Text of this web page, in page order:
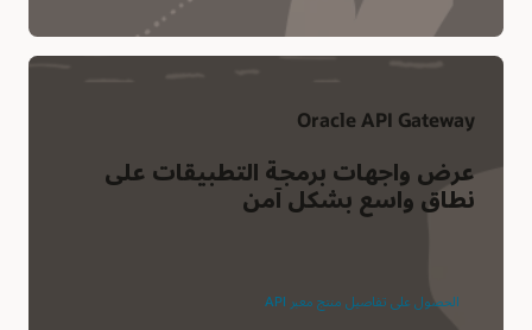
Oracle API Gateway
عرض واجهات برمجة التطبيقات على
نطاق واسع بشكل آمن
الحصول على تفاصيل منتج معبر API